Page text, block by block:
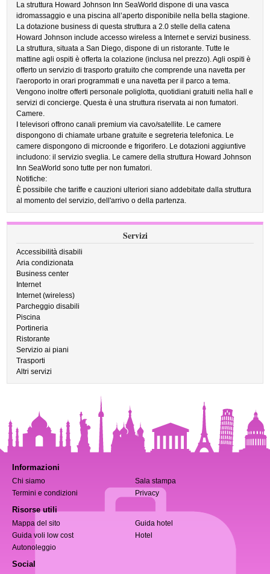
La struttura Howard Johnson Inn SeaWorld dispone di una vasca
idromassaggio e una piscina all’aperto disponibile nella bella stagione.
La dotazione business di questa struttura a 2.0 stelle della catena
Howard Johnson include accesso wireless a Internet e servizi business.
La struttura, situata a San Diego, dispone di un ristorante. Tutte le
mattine agli ospiti è offerta la colazione (inclusa nel prezzo). Agli ospiti è
offerto un servizio di trasporto gratuito che comprende una navetta per
l'aeroporto in orari programmati e una navetta per il parco a tema.
Vengono inoltre offerti personale poliglotta, quotidiani gratuiti nella hall e
servizi di concierge. Questa è una struttura riservata ai non fumatori.
Camere.
I televisori offrono canali premium via cavo/satellite. Le camere
dispongono di chiamate urbane gratuite e segreteria telefonica. Le
camere dispongono di microonde e frigorifero. Le dotazioni aggiuntive
includono: il servizio sveglia. Le camere della struttura Howard Johnson
Inn SeaWorld sono tutte per non fumatori.
Notifiche:
È possibile che tariffe e cauzioni ulteriori siano addebitate dalla struttura
al momento del servizio, dell'arrivo o della partenza.
Servizi
Accessibilità disabili
Aria condizionata
Business center
Internet
Internet (wireless)
Parcheggio disabili
Piscina
Portineria
Ristorante
Servizio ai piani
Trasporti
Altri servizi
Informazioni
Chi siamo
Sala stampa
Termini e condizioni
Privacy
Risorse utili
Mappa del sito
Guida hotel
Guida voli low cost
Hotel
Autonoleggio
Social